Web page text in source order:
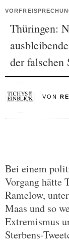
Thüringen:
der falschen
VON
Bei einem
Vorgang hätte
Ramelow,
Maas und so
Extremismus
Sterbens-